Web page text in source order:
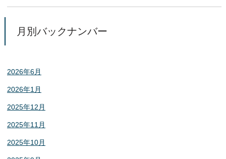
月別バックナンバー
2026年6月
2026年1月
2025年12月
2025年11月
2025年10月